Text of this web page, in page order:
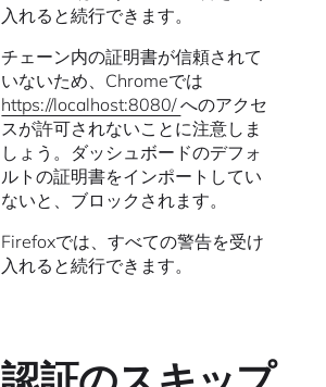
入れると続行できます。
チェーン内の証明書が信頼されて
いないため、Chromeでは
https://localhost:8080/へのアクセ
スが許可されないことに注意しま
しょう。ダッシュボードのデフォ
ルトの証明書をインポートしてい
ないと、ブロックされます。
Firefoxでは、すべての警告を受け
入れると続行できます。